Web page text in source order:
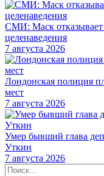
СМИ: Маск отказывает
целенаведения
7 августа 2026
Лондонская полиция
мест
7 августа 2026
Умер бывший глава
Уткин
7 августа 2026